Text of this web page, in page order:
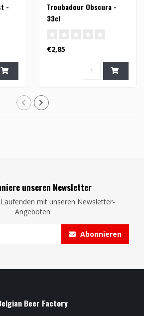
-
Troubadour Obscura -
33cl
€2,85
unseren Newsletter
mit unseren Newsletter-
Angeboten
Abonnieren
Beer Factory